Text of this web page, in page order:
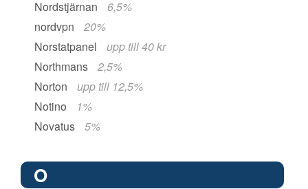
Nordstjärnan
6,5%
nordvpn
20%
Norstatpanel
upp till 40 kr
Northmans
2,5%
Norton
upp till 12,5%
Notino
1%
Novatus
5%
O